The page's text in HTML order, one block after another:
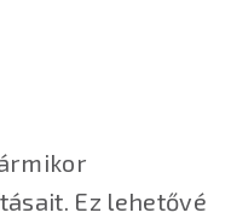
Ez lehetővé